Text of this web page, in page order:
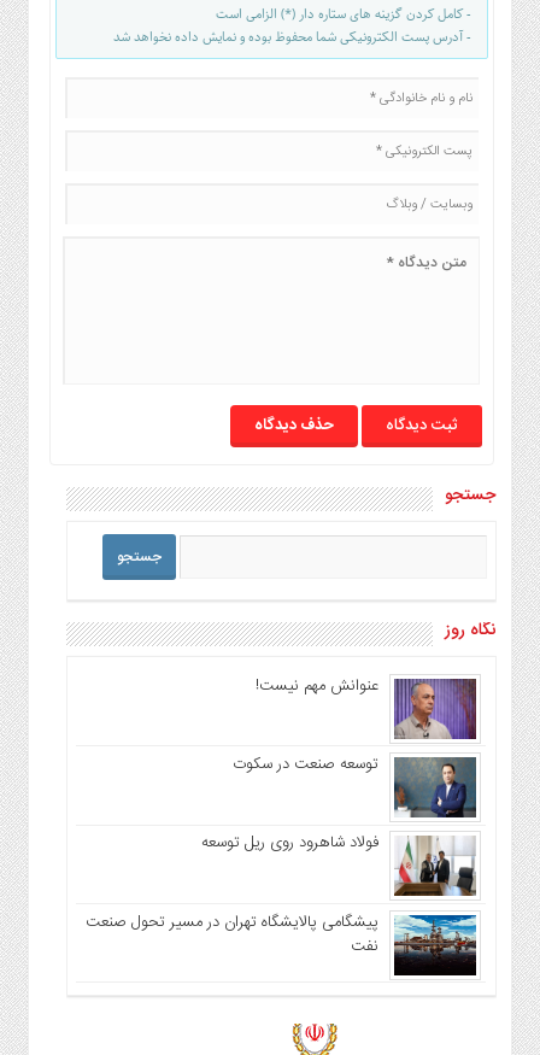
- کامل کردن گزینه های ستاره دار (*) الزامی است
- آدرس پست الکترونیکی شما محفوظ بوده و نمایش داده نخواهد شد
حذف دیدگاه
جستجو
نگاه روز
عنوانش مهم نیست!
توسعه صنعت در سکوت
فولاد شاهرود روی ریل توسعه
پیشگامی پالایشگاه تهران در مسیر تحول صنعت
نفت